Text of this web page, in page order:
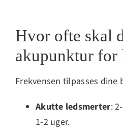
Hvor ofte skal
akupunktur for
Frekvensen tilpasses dine
Akutte ledsmerter:
1-2 uger.